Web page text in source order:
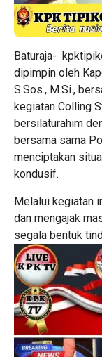
Baturaja-
dipimpin oleh
S.Sos., M.Si.,
kegiatan Colling
bersilaturahim
bersama sama
menciptakan
kondusif.
Melalui kegiatan
dan mengajak
segala bentuk